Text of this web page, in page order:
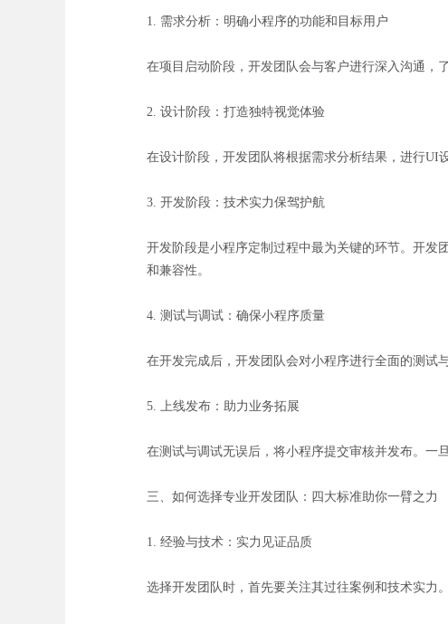
1. 需求分析：明确小程序的功能和目标用户
在项目启动阶段，开发团队会与客户进行深入沟通，
2. 设计阶段：打造独特视觉体验
在设计阶段，开发团队将根据需求分析结果，进行UI
3. 开发阶段：技术实力保驾护航
开发阶段是小程序定制过程中最为关键的环节。开发
和兼容性。
4. 测试与调试：确保小程序质量
在开发完成后，开发团队会对小程序进行全面的测试
5. 上线发布：助力业务拓展
在测试与调试无误后，将小程序提交审核并发布。一
三、如何选择专业开发团队：四大标准助你一臂之力
1. 经验与技术：实力见证品质
选择开发团队时，首先要关注其过往案例和技术实力